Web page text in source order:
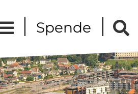
Spende